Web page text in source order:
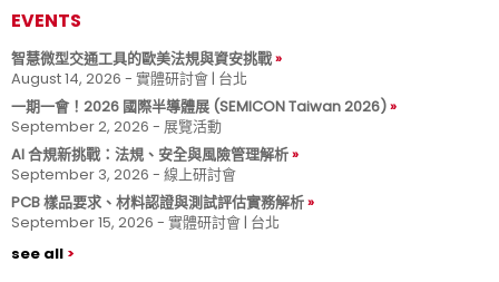
EVENTS
智慧微型交通工具的歐美法規與資安挑戰
August 14, 2026 - 實體研討會 | 台北
一期一會！2026 國際半導體展 (SEMICON Taiwan 2026)
September 2, 2026 - 展覽活動
AI 合規新挑戰：法規、安全與風險管理解析
September 3, 2026 - 線上研討會
PCB 樣品要求、材料認證與測試評估實務解析
September 15, 2026 - 實體研討會 | 台北
see all